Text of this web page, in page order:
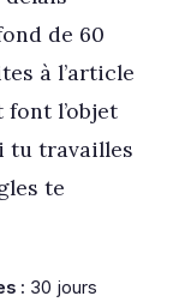
de 60
à l’article
font l’objet
tu travailles
te
: 30 jours